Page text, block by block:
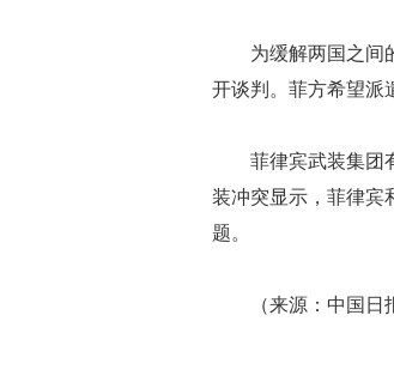
为缓解两国之间
开谈判。菲方希望派
菲律宾武装集团
装冲突显示，菲律宾
题。
（来源：中国日